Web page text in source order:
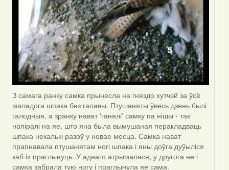
З самага ранку самка прынесла на гняздо хутчэй за ўсё
маладога шпака без галавы. Птушаняты ўвесь дзень былі
галодныя, а зранку нават 'ганялі' самку па нішы - так
напіралі на яе, што яна была вымушаная перакладваць
шпака некалькі разоў у новае месца. Самка нават
прапнавала птушанятам ногі шпака і яны доўга дуўыліся
каб іх праглынуць. У аднаго атрымалася, у другога не і
самка забрала тую ногу і праглынула яе сама.